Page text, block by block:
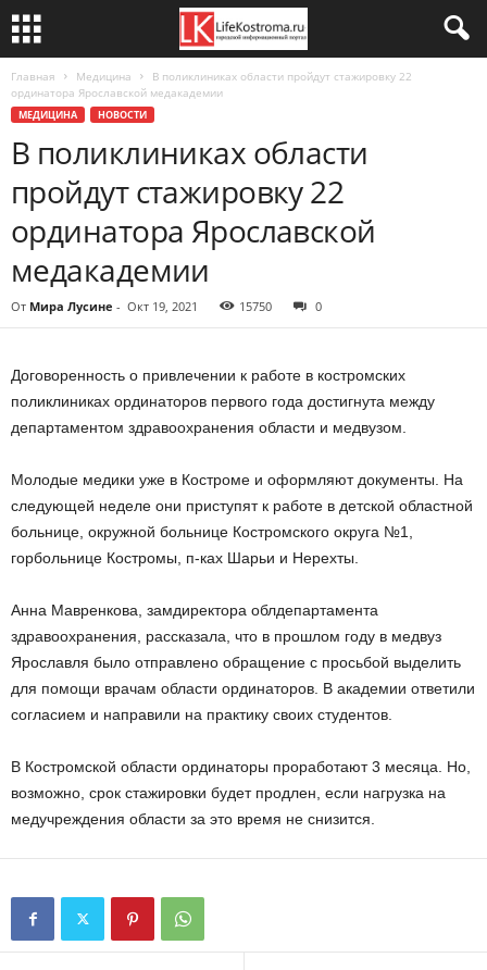
Главная Медицина
В поликлиниках области пройдут стажировку 22
ординатора Ярославской медакадемии
МЕДИЦИНА НОВОСТИ
В поликлиниках области
пройдут стажировку 22
ординатора Ярославской
медакадемии
От Мира Лусине - Окт 19, 2021 15750 0
Договоренность о привлечении к работе в костромских
поликлиниках ординаторов первого года достигнута между
департаментом здравоохранения области и медвузом.
Молодые медики уже в Костроме и оформляют документы. На
следующей неделе они приступят к работе в детской областной
больнице, окружной больнице Костромского округа №1,
горбольнице Костромы, п-ках Шарьи и Нерехты.
Анна Мавренкова, замдиректора облдепартамента
здравоохранения, рассказала, что в прошлом году в медвуз
Ярославля было отправлено обращение с просьбой выделить
для помощи врачам области ординаторов. В академии ответили
согласием и направили на практику своих студентов.
В Костромской области ординаторы проработают 3 месяца. Но,
возможно, срок стажировки будет продлен, если нагрузка на
медучреждения области за это время не снизится.